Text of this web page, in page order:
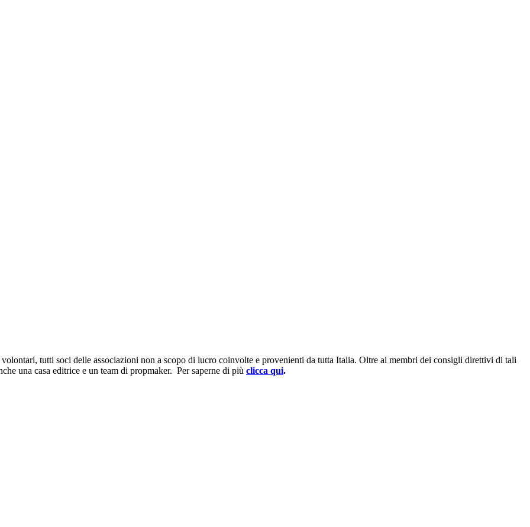
tutti soci delle associazioni non a scopo di lucro coinvolte e provenienti da tutta Italia. Oltre ai membri dei consigli direttivi di tali
una casa editrice e un team di propmaker. Per saperne di più clicca qui.